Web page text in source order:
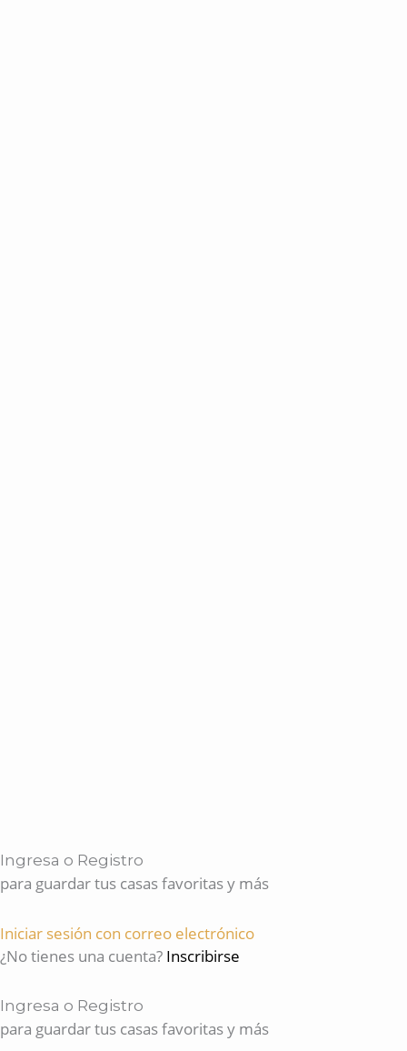
Ingresa o Registro
para guardar tus casas favoritas y más
Iniciar sesión con correo electrónico
¿No tienes una cuenta? Inscribirse
Ingresa o Registro
para guardar tus casas favoritas y más